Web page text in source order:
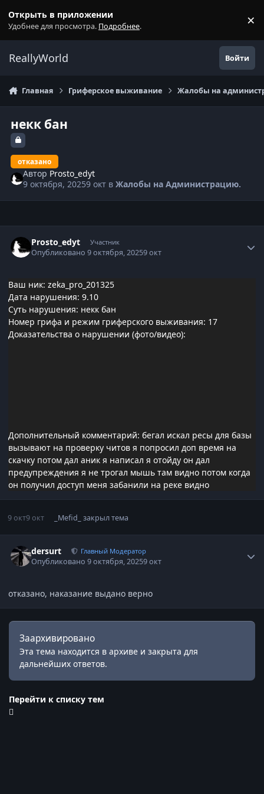
Открыть в приложении
Удобнее для просмотра. Подробнее. ×
ReallyWorld Войти
Главная Гриферское выживание Жалобы на
некк бан
отказано
Автор Prosto_edyt
9 октября, 20259 окт вЖалобы на Администрацию.
Prosto_edyt Участник
Опубликовано9 октября, 20259 окт
Ваш ник: zeka_pro_201325
Дата нарушения: 9.10
Суть нарушения: некк бан
Номер грифа и режим гриферского выживания: 17
Доказательства о нарушении (фото/видео):
Дополнительный комментарий: бегал искал ресы для базы
вызывают на проверку читов я попросил доп время на
скачку потом дал аник я написал я отойду он дал
предупреждения я не трогал мышь там видно потом когда
он получил доступ меня забанили на реке видно
9 окт9 окт _Mefid_ закрыл тема
dersurt Главный Модератор
Опубликовано9 октября, 20259 окт
отказано, наказание выдано верно
Заархивировано
Эта тема находится в архиве и закрыта для
дальнейших ответов.
Перейти к списку тем